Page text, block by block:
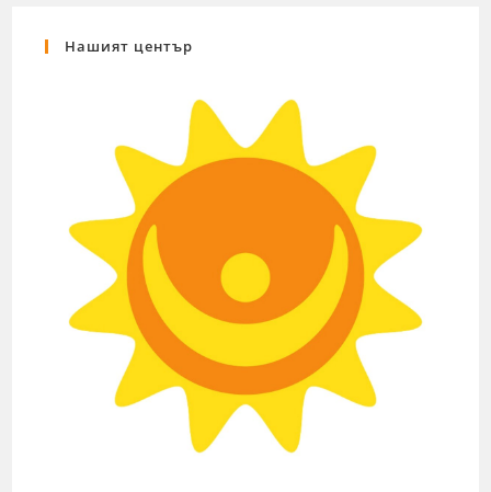
Нашият център